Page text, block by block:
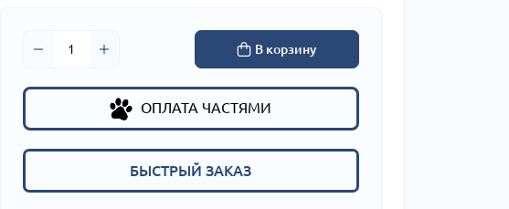
В корзину
ОПЛАТА ЧАСТЯМИ
БЫСТРЫЙ ЗАКАЗ